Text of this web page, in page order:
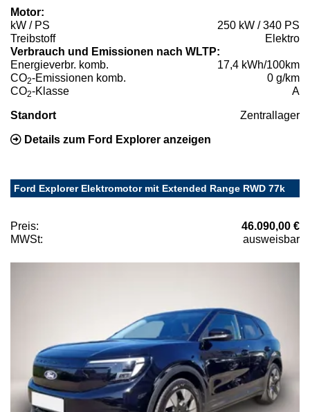
Motor:
kW / PS
250 kW / 340 PS
Treibstoff
Elektro
Verbrauch und Emissionen nach WLTP:
Energieverbr. komb.
17,4 kWh/100km
CO2-Emissionen komb.
0 g/km
CO2-Klasse A
Standort Zentrallager
Details zum Ford Explorer anzeigen
Ford Explorer Elektromotor mit Extended Range RWD 77k
Preis:
46.090,00 €
MWSt:
ausweisbar